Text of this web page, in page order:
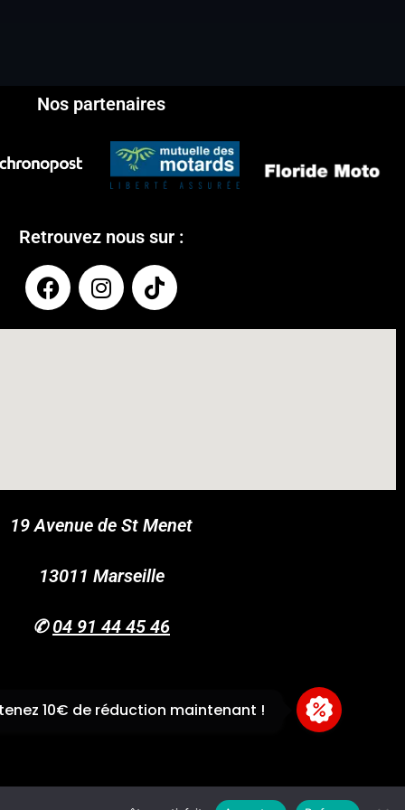
Nos partenaires
Retrouvez nous sur :
19 Avenue de St Menet
13011 Marseille
✆04 91 44 45 46
10€ de réduction maintenant !